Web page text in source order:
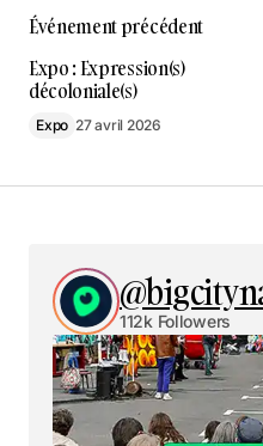
Événement précédent
Expo : Expression(s)
décoloniale(s)
Expo 27 avril 2026
112k Followers